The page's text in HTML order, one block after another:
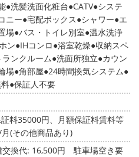
洗髪洗面化粧台 CATV システ
ニー 宅配ボックス シャワー エ
場 バス・トイレ別室 温水洗浄
ン IHコンロ 浴室乾燥 収納スペ
ランクルーム 洗面所独立 カウン
場 角部屋 24時間換気システム
保証人不要
料35000円、月額保証料賃料等
(その他商品あり)
交換代: 16,500円
駐車場空き要